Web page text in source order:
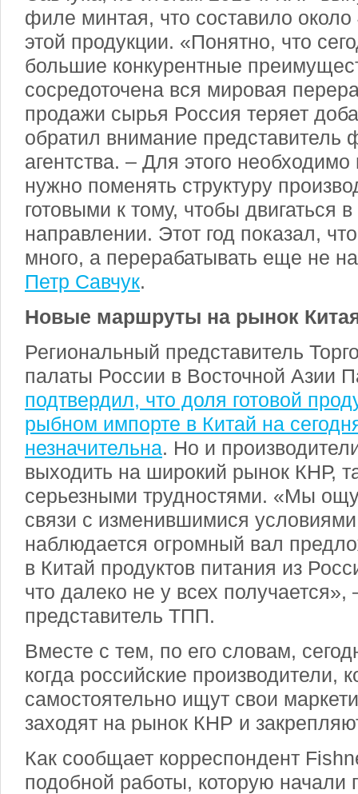
филе минтая, что составило
этой продукции. «Понятно, что
большие конкурентные
сосредоточена вся мировая
продажи сырья Россия теряет
обратил внимание представитель
агентства. – Для этого
нужно поменять структуру
готовыми к тому, чтобы двигаться
направлении. Этот год показал,
много, а перерабатывать еще не
Петр Савчук.
Новые маршруты на рынок
Региональный представитель
палаты России в Восточной Азии
подтвердил, что доля готовой
рыбном импорте в Китай на
незначительна. Но и
выходить на широкий рынок КНР,
серьезными трудностями. «Мы
связи с изменившимися
наблюдается огромный вал
в Китай продуктов питания из
что далеко не у всех получается»,
представитель ТПП.
Вместе с тем, по его словам,
когда российские производители,
самостоятельно ищут свои
заходят на рынок КНР и
Как сообщает корреспондент
подобной работы, которую начали